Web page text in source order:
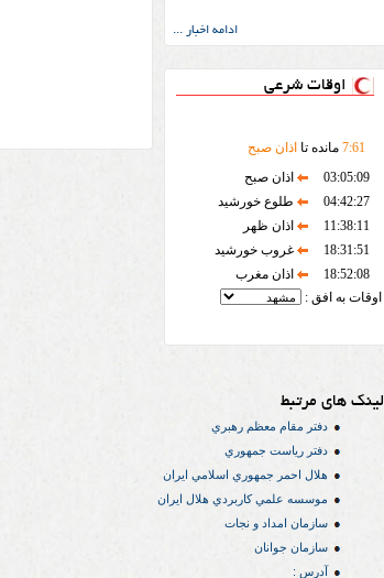
ادامه اخبار ...
اوقات شرعی
7:61 مانده تا اذان صبح
03:05:09
اذان صبح
04:42:27
طلوع خورشید
11:38:11
اذان ظهر
18:31:51
غروب خورشید
18:52:08
اذان مغرب
اوقات به افق :
لینک های مرتبط
دفتر مقام معظم رهبري
دفتر رياست جمهوري
هلال احمر جمهوري اسلامي ايران
موسسه علمي كاربردي هلال ایران
سازمان امداد و نجات
سازمان جوانان
آدرس :